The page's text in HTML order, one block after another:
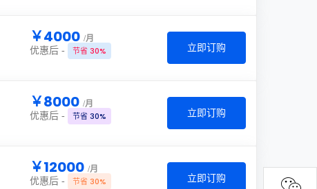
￥4000 /月
优惠后 - 节省 30% 立即订购
￥8000 /月
优惠后 - 节省 30% 立即订购
￥12000 /月
优惠后 - 节省 30% 立即订购